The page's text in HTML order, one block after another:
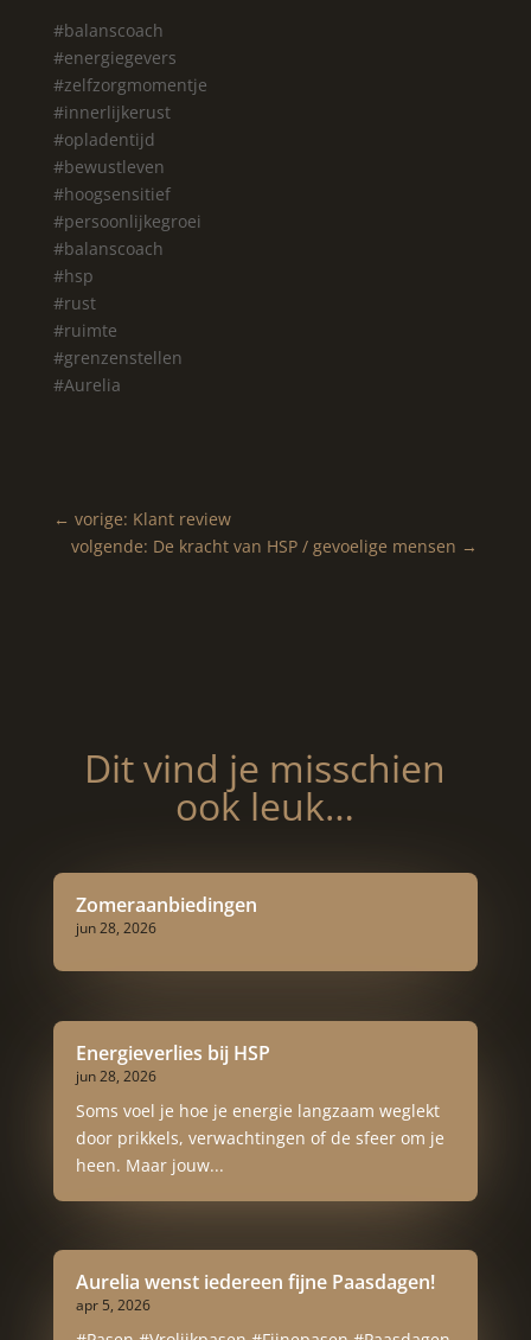
#balanscoach
#energiegevers
#zelfzorgmomentje
#innerlijkerust
#opladentijd
#bewustleven
#hoogsensitief
#persoonlijkegroei
#balanscoach
#hsp
#rust
#ruimte
#grenzenstellen
#Aurelia
← vorige: Klant review
volgende: De kracht van HSP / gevoelige mensen →
Dit vind je misschien
ook leuk…
Zomeraanbiedingen
jun 28, 2026
Energieverlies bij HSP
jun 28, 2026
Soms voel je hoe je energie langzaam weglekt
door prikkels, verwachtingen of de sfeer om je
heen. Maar jouw...
Aurelia wenst iedereen fijne Paasdagen!
apr 5, 2026